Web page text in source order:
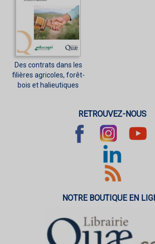
Des contrats dans les
filières agricoles, forêt-
bois et halieutiques
RETROUVEZ-NOUS
NOTRE BOUTIQUE EN